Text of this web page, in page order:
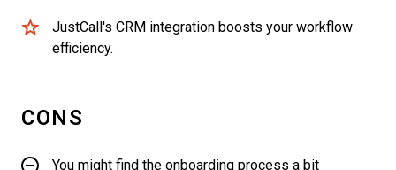
JustCall's CRM integration boosts your workflow
efficiency.
CONS
You might find the onboarding process a bit